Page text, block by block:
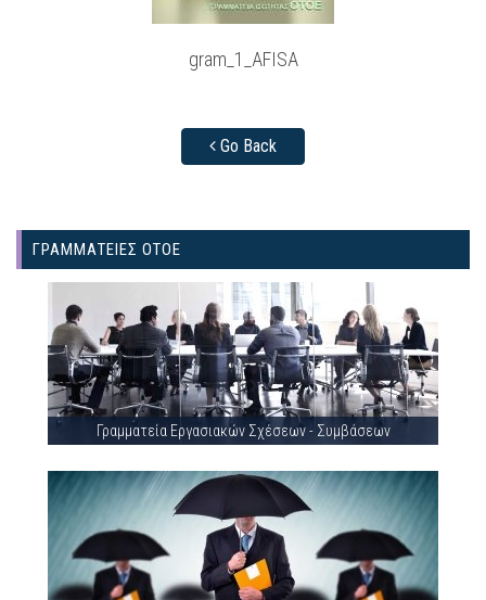
gram_1_AFISA
Go Back
ΓΡΑΜΜΑΤΕΙΕΣ ΟΤΟΕ
Γραμματεία Εργασιακών Σχέσεων - Συμβάσεων